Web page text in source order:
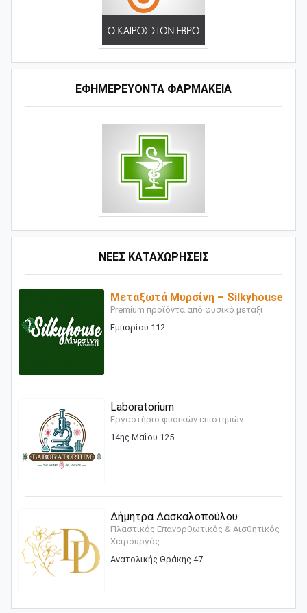
ΕΦΗΜΕΡΕΥΟΝΤΑ ΦΑΡΜΑΚΕΙΑ
ΝΕΕΣ ΚΑΤΑΧΩΡΗΣΕΙΣ
Μεταξωτά Μυρσίνη – Silkyhouse
Premium προϊόντα από φυσικό μετάξι
Εμπορίου 112
Laboratorium
Εργαστήριο φυσικών επιστημών
14ης Μαΐου 125
Δήμητρα Δασκαλοπούλου
Πλαστικός Επανορθωτικός & Αισθητικός
Χειρουργός
Ανατολικής Θράκης 47